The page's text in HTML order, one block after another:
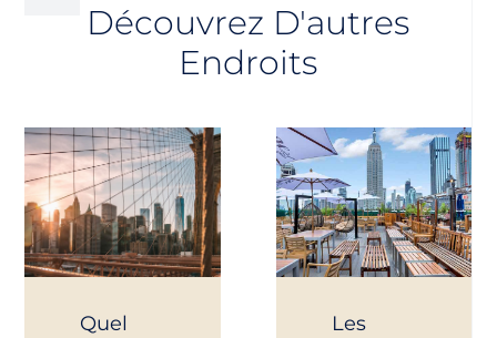
Découvrez D'autres
Endroits
Quel
Les